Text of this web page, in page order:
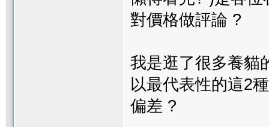
對價格做評論 ?
我是逛了很多養貓
以最代表性的這2
偏差 ?